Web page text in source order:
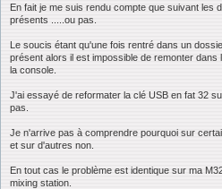
En fait je me suis rendu compte que suivant les
présents .....ou pas.
Le soucis étant qu'une fois rentré dans un
présent alors il est impossible de remonter
la console.
J'ai essayé de reformater la clé USB en fat 32
pas.
Je n'arrive pas à comprendre pourquoi sur
et sur d'autres non.
En tout cas le problème est identique sur ma
mixing station.